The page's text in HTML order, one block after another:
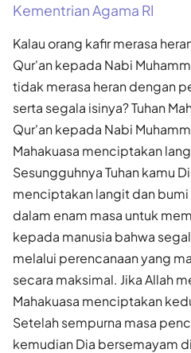
Kementrian Agama RI
Kalau orang kafir merasa
Qur'an kepada Nabi
tidak merasa heran dengan
serta segala isinya? Tuhan
Qur'an kepada Nabi
Mahakuasa menciptakan
Sesungguhnya Tuhan kamu
menciptakan langit dan
dalam enam masa untuk
kepada manusia bahwa
melalui perencanaan yang
secara maksimal. Jika Allah
Mahakuasa menciptakan
Setelah sempurna masa
kemudian Dia bersemayam